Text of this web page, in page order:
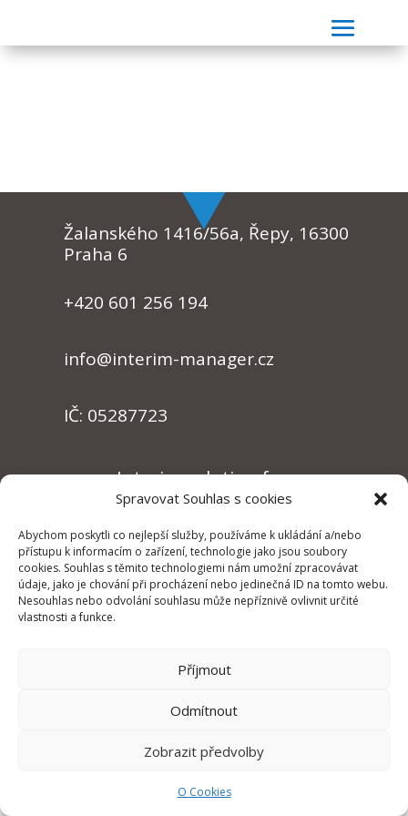
Spravovat Souhlas s cookies
Abychom poskytli co nejlepší služby, používáme k ukládání a/nebo
přístupu k informacím o zařízení, technologie jako jsou soubory
cookies. Souhlas s těmito technologiemi nám umožní zpracovávat
údaje, jako je chování při procházení nebo jedinečná ID na tomto webu.
Nesouhlas nebo odvolání souhlasu může nepříznivě ovlivnit určité
vlastnosti a funkce.
Příjmout
Odmítnout
Zobrazit předvolby
O Cookies
Žalanského 1416/56a, Řepy, 16300
Praha 6
+420 601 256 194
info@interim-manager.cz
IČ: 05287723
Interim solution for:
Plant Manager | Operations Manager |
Ochrana osobních údajů